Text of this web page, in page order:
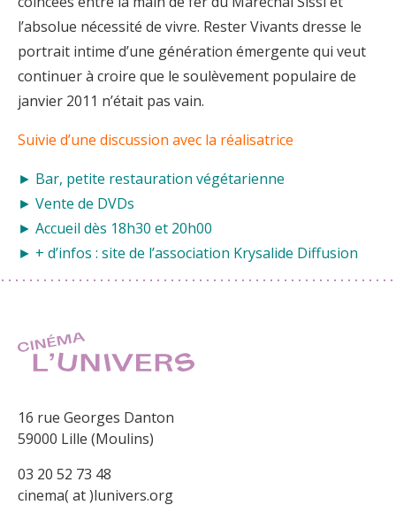
l’absolue nécessité de vivre. Rester Vivants dresse le
portrait intime d’une génération émergente qui veut
continuer à croire que le soulèvement populaire de
janvier 2011 n’était pas vain.
Suivie d’une discussion avec la réalisatrice
► Bar, petite restauration végétarienne
► Vente de DVDs
► Accueil dès 18h30 et 20h00
► + d’infos : site de l’association Krysalide Diffusion
16 rue Georges Danton
59000 Lille (Moulins)
03 20 52 73 48
cinema( at )lunivers.org